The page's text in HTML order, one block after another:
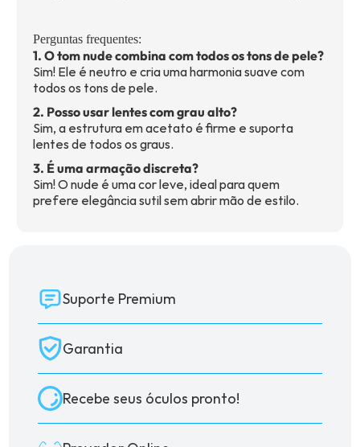
Perguntas frequentes:
1. O tom nude combina com todos os tons de pele?
Sim! Ele é neutro e cria uma harmonia suave com
todos os tons de pele.
2. Posso usar lentes com grau alto?
Sim, a estrutura em acetato é firme e suporta
lentes de todos os graus.
3. É uma armação discreta?
Sim! O nude é uma cor leve, ideal para quem
prefere elegância sutil sem abrir mão de estilo.
Suporte Premium
Garantia
Recebe seus óculos pronto!